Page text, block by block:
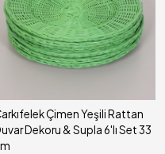
Çimen Yeşili Rattan
Dekoru & Supla 6'lı Set 33